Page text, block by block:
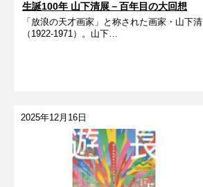
生誕100年 山下清展－百年目の大回想
「放浪の天才画家」と称された画家・山下清
（1922-1971）。山下…
2025年12月16日